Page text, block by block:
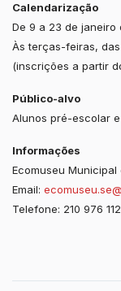
Calendarização
De 9 a 23 de janeiro
Às terças-feiras, das
(inscrições a partir
Público-alvo
Alunos pré-escolar
Informações
Ecomuseu
Email:
Telefone: 210 976 112